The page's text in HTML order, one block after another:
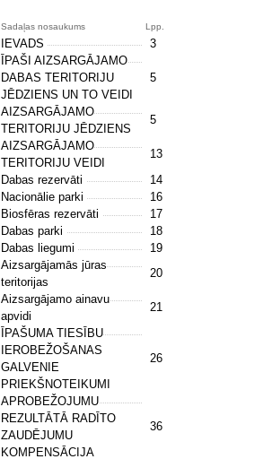
Sadaļas nosaukums Lpp.
IEVADS 3
ĪPAŠI AIZSARGĀJAMO
DABAS TERITORIJU
JĒDZIENS UN TO VEIDI
5
AIZSARGĀJAMO
TERITORIJU JĒDZIENS
5
AIZSARGĀJAMO
TERITORIJU VEIDI
13
Dabas rezervāti
14
Nacionālie parki
16
Biosfēras rezervāti
17
Dabas parki
18
Dabas liegumi
19
Aizsargājamās jūras
teritorijas
20
Aizsargājamo ainavu
apvidi
21
ĪPAŠUMA TIESĪBU
IEROBEŽOŠANAS
GALVENIE
PRIEKŠNOTEIKUMI
26
APROBEŽOJUMU
REZULTĀTĀ RADĪTO
ZAUDĒJUMU
KOMPENSĀCIJA
36